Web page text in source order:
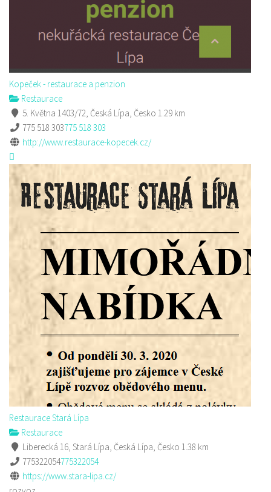
Kopeček - restaurace a penzion
Restaurace
5. Května 1403/72, Česká Lípa, Česko 1.29 km
775 518 303775 518 303
http://www.restaurace-kopecek.cz/
Restaurace Stará Lípa
Restaurace
Liberecká 16, Stará Lípa, Česká Lípa, Česko 1.38 km
775322054775322054
https://www.stara-lipa.cz/